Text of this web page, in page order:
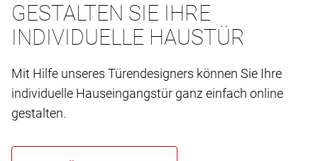
GESTALTEN SIE IHRE
INDIVIDUELLE HAUSTÜR
Mit Hilfe unseres Türendesigners können Sie Ihre
individuelle Hauseingangstür ganz einfach online
gestalten.